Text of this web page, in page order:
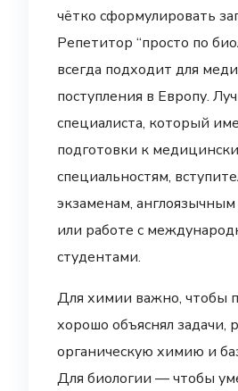
чётко сформулировать
Репетитор “просто по
всегда подходит для
поступления в Европу.
специалиста, который
подготовки к
специальностям,
экзаменам,
или работе с
студентами.
Для химии важно, чтобы
хорошо объяснял задачи,
органическую химию и
Для биологии — чтобы